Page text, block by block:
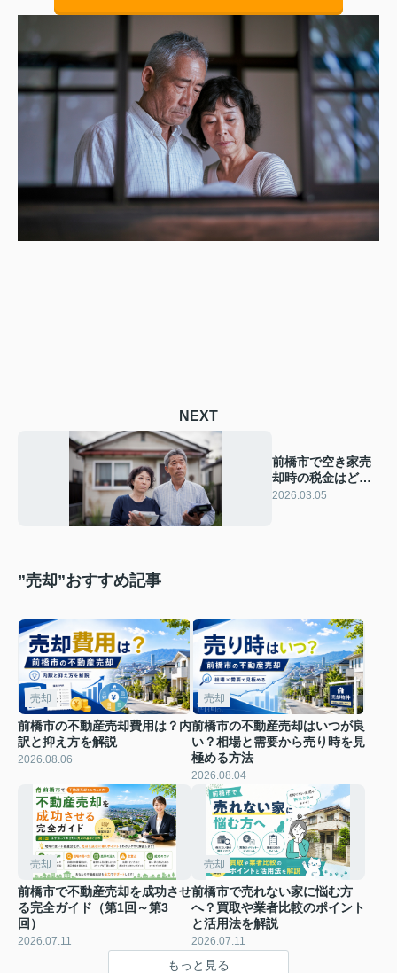
NEXT
前橋市で空き家売
却時の税金はどう
なる？控除や支援
2026.03.05
”売却”おすすめ記事
売却
前橋市の不動産売却費用は？内
訳と抑え方を解説
2026.08.06
売却
前橋市の不動産売却はいつが良
い？相場と需要から売り時を見
極める方法
2026.08.04
売却
前橋市で不動産売却を成功させ
る完全ガイド（第1回～第3
回）
2026.07.11
売却
前橋市で売れない家に悩む方
へ？買取や業者比較のポイント
と活用法を解説
2026.07.11
もっと見る